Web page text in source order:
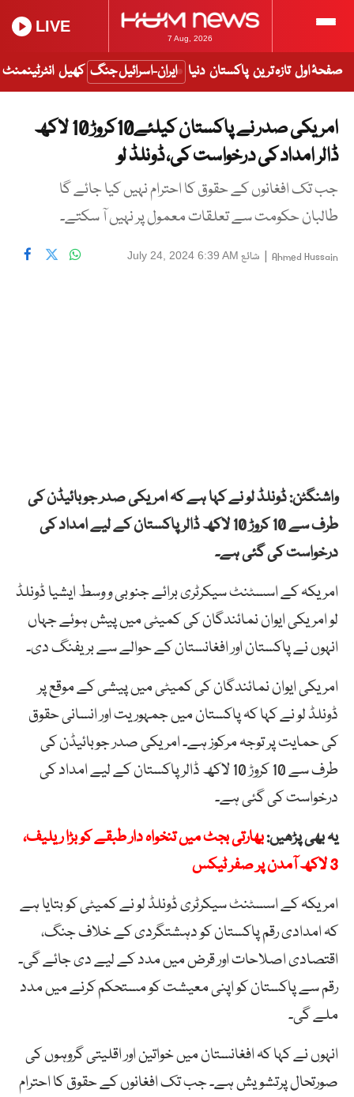
7 Aug, 2026
LIVE
صفحۂ اول تازہ ترین پاکستان دنیا ایران-اسرائیل جنگ کھیل انٹرٹینمنٹ
امریکی صدر نے پاکستان کیلئے10کروڑ 10 لاکھ
ڈالر امداد کی درخواست کی، ڈونلڈ لو
جب تک افغانوں کے حقوق کا احترام نہیں کیا جائے گا
طالبان حکومت سے تعلقات معمول پر نہیں آ سکتے۔
Ahmed Hussain
| شائع July 24, 2024 6:39 AM
واشنگٹن: ڈونلڈ لو نے کہا ہے کہ امریکی صدر جوبائیڈن کی
طرف سے 10 کروڑ 10 لاکھ ڈالر پاکستان کے لیے امداد کی
درخواست کی گئی ہے۔
امریکہ کے اسسٹنٹ سیکرٹری برائے جنوبی و وسط ایشیا ڈونلڈ
لو امریکی ایوان نمائندگان کی کمیٹی میں پیش ہوئے جہاں
انہوں نے پاکستان اور افغانستان کے حوالے سے بریفنگ دی۔
امریکی ایوان نمائندگان کی کمیٹی میں پیشی کے موقع پر
ڈونلڈ لو نے کہا کہ پاکستان میں جمہوریت اور انسانی حقوق
کی حمایت پر توجہ مرکوز ہے۔ امریکی صدر جوبائیڈن کی
طرف سے 10 کروڑ 10 لاکھ ڈالر پاکستان کے لیے امداد کی
درخواست کی گئی ہے۔
یہ بھی پڑھیں:بھارتی بجٹ میں تنخواہ دار طبقے کو بڑا ریلیف،
3 لاکھ آمدن پر صفر ٹیکس
امریکہ کے اسسٹنٹ سیکرٹری ڈونلڈ لو نے کمیٹی کو بتایا ہے
کہ امدادی رقم پاکستان کو دہشتگردی کے خلاف جنگ،
اقتصادی اصلاحات اور قرض میں مدد کے لیے دی جائے گی۔
رقم سے پاکستان کو اپنی معیشت کو مستحکم کرنے میں مدد
ملے گی۔
انہوں نے کہا کہ افغانستان میں خواتین اور اقلیتی گروہوں کی
صورتحال پرتشویش ہے۔ جب تک افغانوں کے حقوق کا احترام